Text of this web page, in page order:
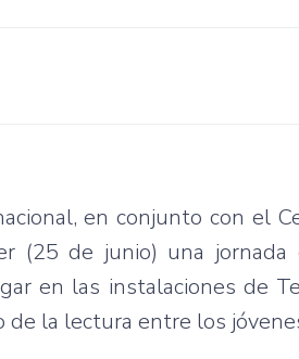
en conjunto con el
(25 de junio) una
en las instalaciones de
la lectura entre los